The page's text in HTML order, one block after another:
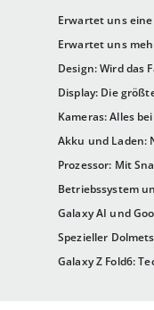
Erwartet uns
Erwartet uns
Design: Wird das
Display: Die
Kameras: Alles
Akku und Laden:
Prozessor: Mit
Betriebssystem
Galaxy AI und
Spezieller
Galaxy Z Fold6: